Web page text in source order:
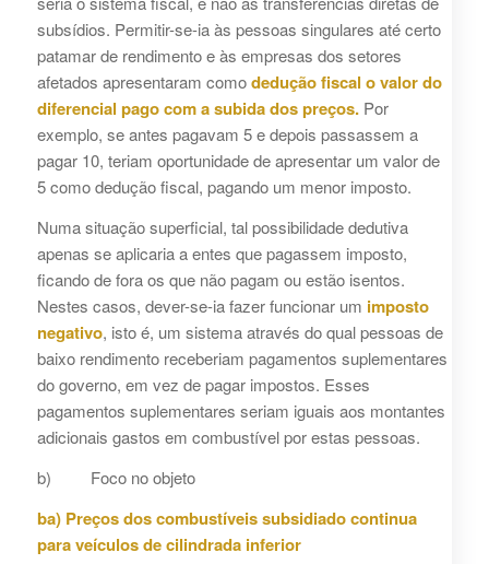
subsídios. Permitir-se-ia às pessoas singulares até certo
patamar de rendimento e às empresas dos setores
afetados apresentaram comodedução fiscal o valor do
diferencial pago com a subida dos preços.Por
exemplo, se antes pagavam 5 e depois passassem a
pagar 10, teriam oportunidade de apresentar um valor de
5 como dedução fiscal, pagando um menor imposto.
Numa situação superficial, tal possibilidade dedutiva
apenas se aplicaria a entes que pagassem imposto,
ficando de fora os que não pagam ou estão isentos.
Nestes casos, dever-se-ia fazer funcionar um imposto
negativo, isto é, um sistema através do qual pessoas de
baixo rendimento receberiam pagamentos suplementares
do governo, em vez de pagar impostos. Esses
pagamentos suplementares seriam iguais aos montantes
adicionais gastos em combustível por estas pessoas.
b) Foco no objeto
ba) Preços dos combustíveis subsidiado continua
para veículos de cilindrada inferior